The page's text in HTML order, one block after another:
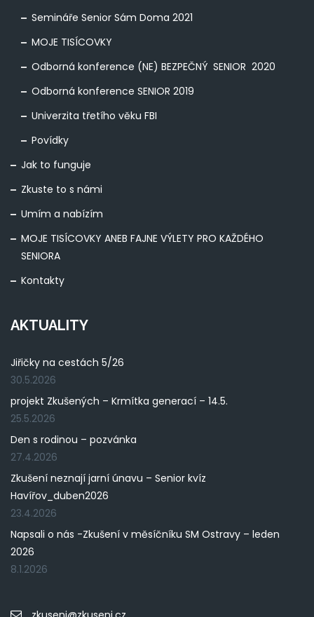
Semináře Senior Sám Doma 2021
MOJE TISÍCOVKY
Odborná konference (NE) BEZPEČNÝ SENIOR 2020
Odborná konference SENIOR 2019
Univerzita třetího věku FBI
Povídky
Jak to funguje
Zkuste to s námi
Umím a nabízím
MOJE TISÍCOVKY ANEB FAJNE VÝLETY PRO KAŽDÉHO
SENIORA
Kontakty
AKTUALITY
Jiřičky na cestách 5/26
30.5.2026
projekt Zkušených – Krmítka generací – 14.5.
25.5.2026
Den s rodinou – pozvánka
27.4.2026
Zkušení neznají jarní únavu – Senior kvíz
Havířov_duben2026
23.4.2026
Napsali o nás -Zkušení v měsíčníku SM Ostravy – leden
2026
8.1.2026